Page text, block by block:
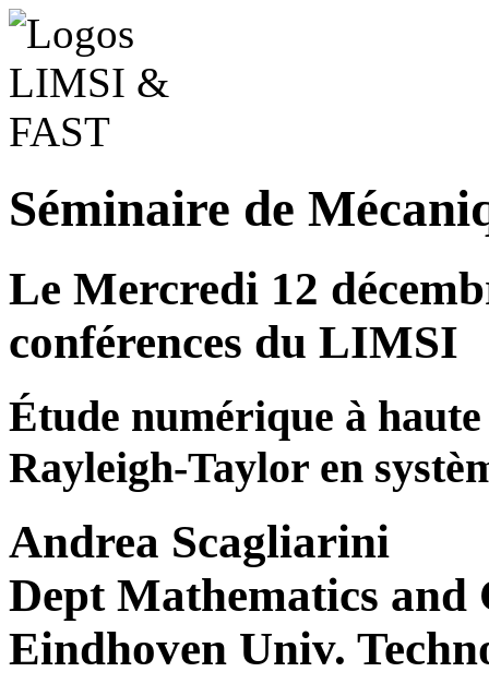
Séminaire de
Le Mercredi 12
conférences du LIMSI
Étude numérique à
Rayleigh-Taylor en
Andrea Scagliarini
Dept Mathematics and
Eindhoven Univ.